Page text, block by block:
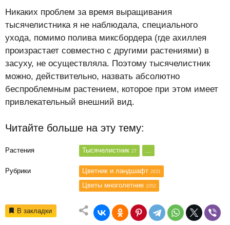
Никаких проблем за время выращивания
тысячелистника я не наблюдала, специального
ухода, помимо полива миксбордера (где ахиллея
произрастает совместно с другими растениями) в
засуху, не осуществляла. Поэтому тысячелистник
можно, действительно, назвать абсолютно
беспроблемным растением, которое при этом имеет
привлекательный внешний вид.
Читайте больше на эту тему:
Растения Тысячелистник 27 ...
Рубрики Цветник и ландшафт 2631
Цветы многолетние 1052
В закладки